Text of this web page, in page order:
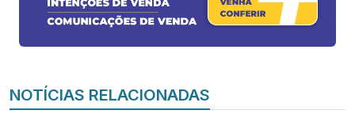
NOTÍCIAS RELACIONADAS